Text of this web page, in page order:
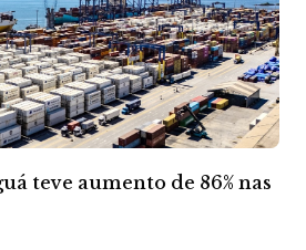
teve aumento de 86% nas